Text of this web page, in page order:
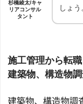
杉橋綾太/キャ
リアコンサル
タント
しょう
施工管理から転
建築物、構造物
建築物、構造物調